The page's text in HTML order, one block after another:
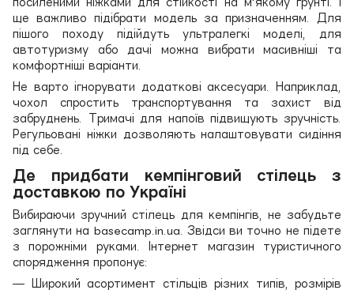
ще важливо підібрати модель за призначенням. Для
пішого походу підійдуть ультралегкі моделі, для
автотуризму або дачі можна вибрати масивніші та
комфортніші варіанти.
Не варто ігнорувати додаткові аксесуари. Наприклад,
чохол спростить транспортування та захист від
забруднень. Тримачі для напоїв підвищують зручність.
Регульовані ніжки дозволяють налаштовувати сидіння
під себе.
Де придбати кемпінговий стілець з
доставкою по Україні
Вибираючи зручний стілець для кемпінгів, не забудьте
заглянути на basecamp.in.ua. Звідси ви точно не підете
з порожніми руками. Інтернет магазин туристичного
спорядження пропонує:
Широкий асортимент стільців різних типів, розмірів